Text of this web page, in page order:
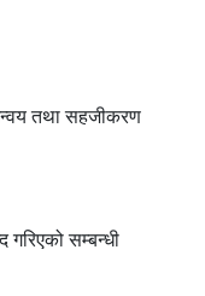
तथा सहजीकरण
सम्बन्धी